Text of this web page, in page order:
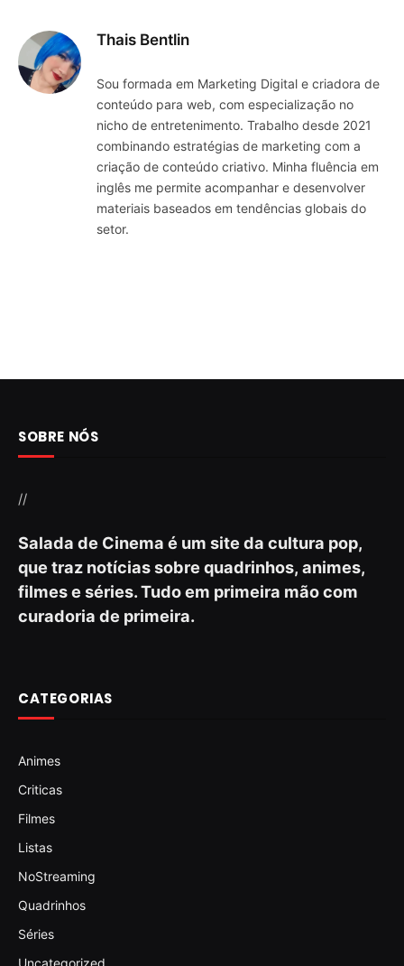
Thais Bentlin
Sou formada em Marketing Digital e criadora de
conteúdo para web, com especialização no
nicho de entretenimento. Trabalho desde 2021
combinando estratégias de marketing com a
criação de conteúdo criativo. Minha fluência em
inglês me permite acompanhar e desenvolver
materiais baseados em tendências globais do
setor.
SOBRE NÓS
//
Salada de Cinema é um site da cultura pop,
que traz notícias sobre quadrinhos, animes,
filmes e séries. Tudo em primeira mão com
curadoria de primeira.
CATEGORIAS
Animes
Criticas
Filmes
Listas
NoStreaming
Quadrinhos
Séries
Uncategorized